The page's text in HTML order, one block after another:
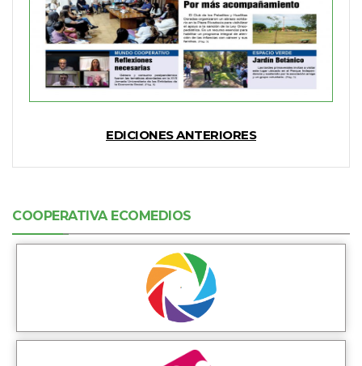
EDICIONES ANTERIORES
COOPERATIVA ECOMEDIOS